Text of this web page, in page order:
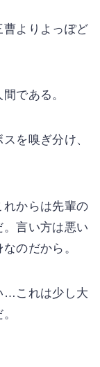
曹よりよっぽど
である。
を嗅ぎ分け、
からは先輩の
言い方は悪い
のだから。
…これは少し大